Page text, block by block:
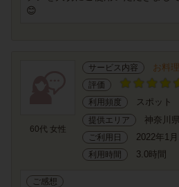
😊
60代 女性
サービス内容 お料
評価
利用頻度
スポット
提供エリア 神奈川
ご利用日 2022年1
利用時間 3.0時間
ご感想